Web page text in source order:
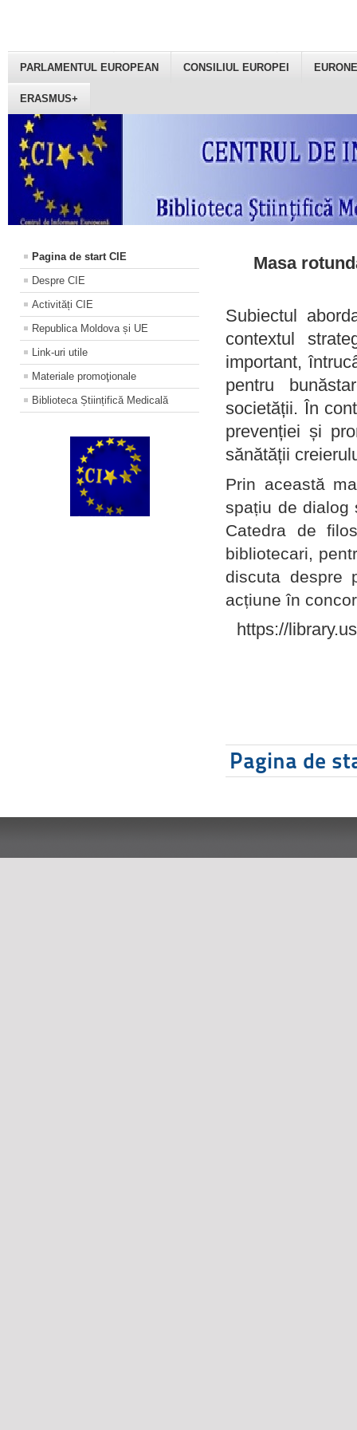
PARLAMENTUL EUROPEAN CONSILIUL EUROPEI
ERASMUS+
Pagina de start CIE
Despre CIE
Activități CIE
Republica Moldova și UE
Link-uri utile
Materiale promoţionale
Biblioteca Științifică Medicală
Masa
Subiectul
contextul
important,
pentru
societății. În
prevenției și
sănătății
Prin această
spațiu de dialog
Catedra de
bibliotecari,
discuta despre
acțiune în
https://
Pagina de